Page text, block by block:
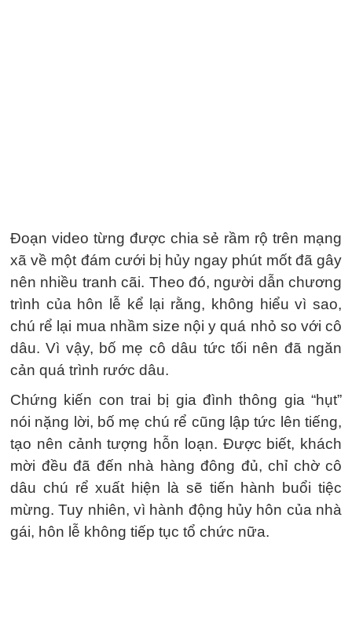
Đoạn video từng được chia sẻ rầm rộ trên mạng
xã về một đám cưới bị hủy ngay phút mốt đã gây
nên nhiều tranh cãi. Theo đó, người dẫn chương
trình của hôn lễ kể lại rằng, không hiểu vì sao,
chú rể lại mua nhầm size nội y quá nhỏ so với cô
dâu. Vì vậy, bố mẹ cô dâu tức tối nên đã ngăn
cản quá trình rước dâu.
Chứng kiến con trai bị gia đình thông gia “hụt”
nói nặng lời, bố mẹ chú rể cũng lập tức lên tiếng,
tạo nên cảnh tượng hỗn loạn. Được biết, khách
mời đều đã đến nhà hàng đông đủ, chỉ chờ cô
dâu chú rể xuất hiện là sẽ tiến hành buổi tiệc
mừng. Tuy nhiên, vì hành động hủy hôn của nhà
gái, hôn lễ không tiếp tục tổ chức nữa.